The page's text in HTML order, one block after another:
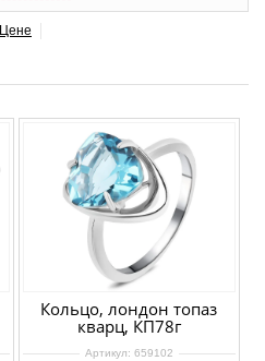
Цене
Кольцо, лондон топаз
кварц, КП78г
Артикул: 659102